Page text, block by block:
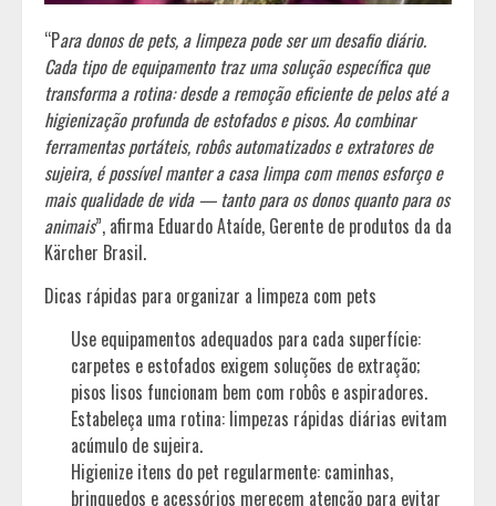
“Para donos de pets, a limpeza pode ser um desafio diário.
Cada tipo de equipamento traz uma solução específica que
transforma a rotina: desde a remoção eficiente de pelos até a
higienização profunda de estofados e pisos. Ao combinar
ferramentas portáteis, robôs automatizados e extratores de
sujeira, é possível manter a casa limpa com menos esforço e
mais qualidade de vida — tanto para os donos quanto para os
animais”, afirma Eduardo Ataíde, Gerente de produtos da da
Kärcher Brasil.
Dicas rápidas para organizar a limpeza com pets
Use equipamentos adequados para cada superfície:
carpetes e estofados exigem soluções de extração;
pisos lisos funcionam bem com robôs e aspiradores.
Estabeleça uma rotina: limpezas rápidas diárias evitam
acúmulo de sujeira.
Higienize itens do pet regularmente: caminhas,
brinquedos e acessórios merecem atenção para evitar